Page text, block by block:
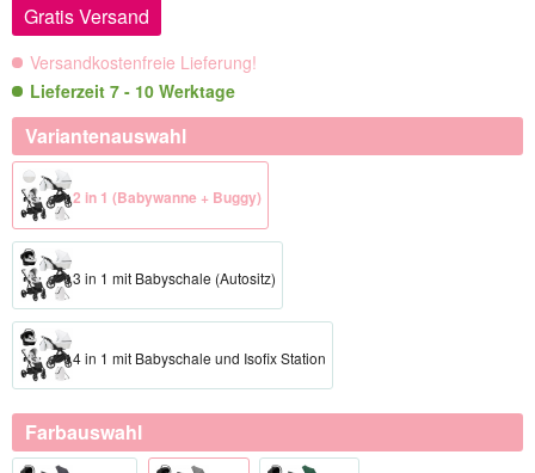
Gratis Versand
Versandkostenfreie Lieferung!
Lieferzeit 7 - 10 Werktage
Variantenauswahl
2 in 1 (Babywanne + Buggy)
3 in 1 mit Babyschale (Autositz)
4 in 1 mit Babyschale und Isofix Station
Farbauswahl